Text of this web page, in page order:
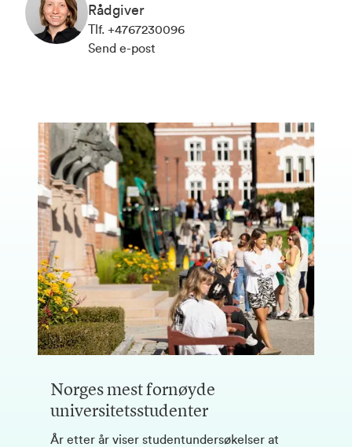
Rådgiver
Tlf. +4767230096
Send e-post
Norges mest fornøyde
universitetsstudenter
År etter år viser studentundersøkelser at